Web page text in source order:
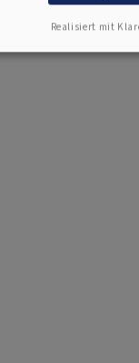
Realisiert mit